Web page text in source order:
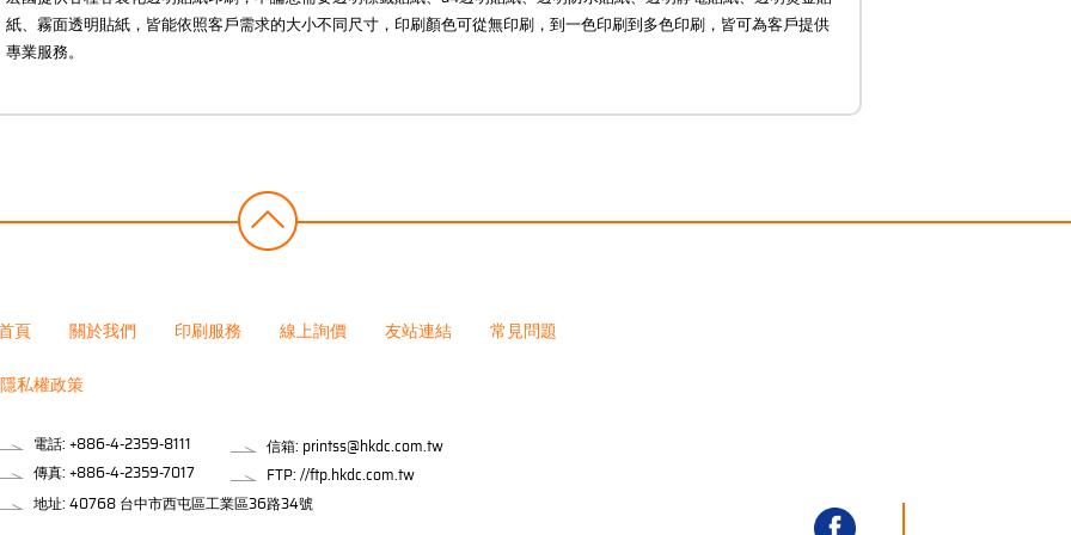
紙、霧面透明貼紙，皆能依照客戶需求的大小不同尺寸，印刷顏色可從無印刷，到一色印刷到多色印刷，皆可為客戶提供
專業服務。
頁 關於我們 印刷服務 線上詢價 友站連結 常見問題
隱私權政策
電話: +886-4-2359-8111
傳真: +886-4-2359-7017
信箱: printss@hkdc.com.tw
FTP: //ftp.hkdc.com.tw
地址: 40768 台中市西屯區工業區36路34號